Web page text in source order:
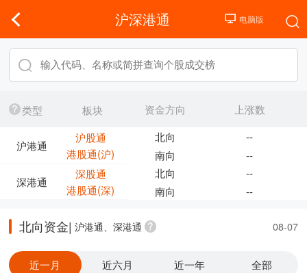
沪深港通
类型 板块
沪港通
沪股通
港股通(沪)
深港通
深股通
港股通(深)
资金方向
上涨数
北向
--
南向
--
北向
--
南向
--
北向资金| 沪港通、深港通 08-07
近一月 近六月 近一年 全部